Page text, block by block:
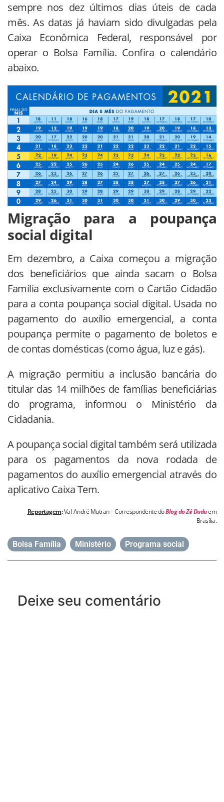
sempre nos dez últimos dias úteis de cada
mês. As datas já haviam sido divulgadas pela
Caixa Econômica Federal, responsável por
operar o Bolsa Família. Confira o calendário
abaixo.
Migração para a poupança
social digital
Em dezembro, a Caixa começou a migração
dos beneficiários que ainda sacam o Bolsa
Família exclusivamente com o Cartão Cidadão
para a conta poupança social digital. Usada no
pagamento do auxílio emergencial, a conta
poupança permite o pagamento de boletos e
de contas domésticas (como água, luz e gás).
A migração permitiu a inclusão bancária do
titular das 14 milhões de famílias beneficiárias
do programa, informou o Ministério da
Cidadania.
A poupança social digital também será utilizada
para os pagamentos da nova rodada de
pagamentos do auxílio emergencial através do
aplicativo Caixa Tem.
Reportagem:Val-André Mutran – Correspondente doBlog do Zé Duduem
Brasília.
Bolsa Família Ministério Programa social
Deixe seu comentário